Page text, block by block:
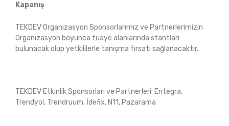
Kapanış
TEKDEV Organizasyon Sponsorlarımız ve Partnerlerimizin
Organizasyon boyunca fuaye alanlarında stantları
bulunacak olup yetkililerle tanışma fırsatı sağlanacaktır.
TEKDEV Etkinlik Sponsorları ve Partnerleri: Entegra,
Trendyol, Trendruum, İdefix, N11, Pazarama